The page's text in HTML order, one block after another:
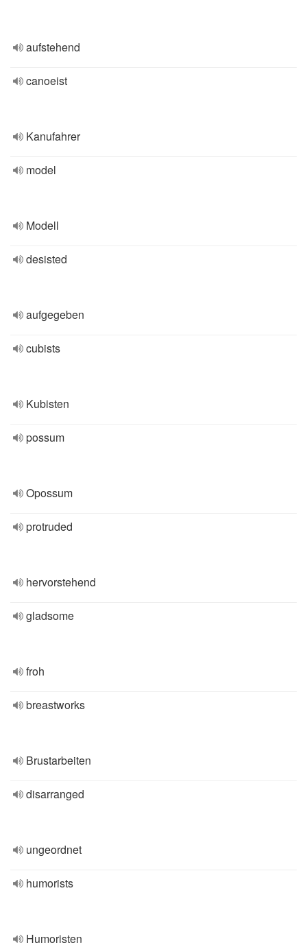
aufstehend
canoeist
Kanufahrer
model
Modell
desisted
aufgegeben
cubists
Kubisten
possum
Opossum
protruded
hervorstehend
gladsome
froh
breastworks
Brustarbeiten
disarranged
ungeordnet
humorists
Humoristen